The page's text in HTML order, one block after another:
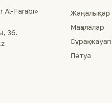
Al-Farabi»
36.
Жаңалықтар
Мақалалар
Сұрақ-жауап
Пәтуа